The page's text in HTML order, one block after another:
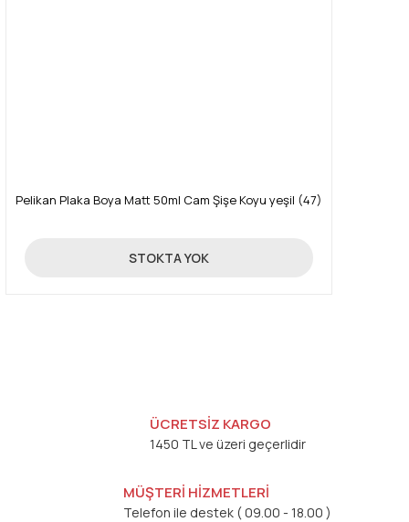
Pelikan Plaka Boya Matt 50ml Cam Şişe Koyu yeşil (47)
89,00 TL
STOKTA YOK
ÜCRETSİZ KARGO
1450 TL ve üzeri geçerlidir
MÜŞTERİ HİZMETLERİ
Telefon ile destek ( 09.00 - 18.00 )